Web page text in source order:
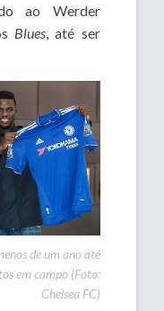
ao Werder
Blues , até ser
de um ano até
em campo (Foto:
Chelsea FC)